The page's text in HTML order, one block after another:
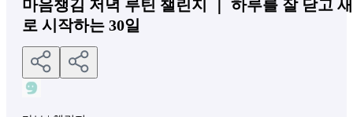
마음챙김 저녁 루틴 챌린지 ｜ 하루를 잘 닫고 새
로 시작하는 30일